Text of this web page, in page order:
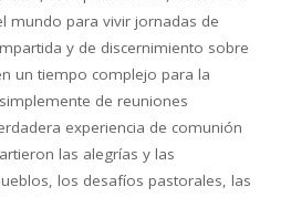
mundo para vivir jornadas de
y de discernimiento sobre
un tiempo complejo para la
de reuniones
experiencia de comunión
las alegrías y las
los desafíos pastorales, las